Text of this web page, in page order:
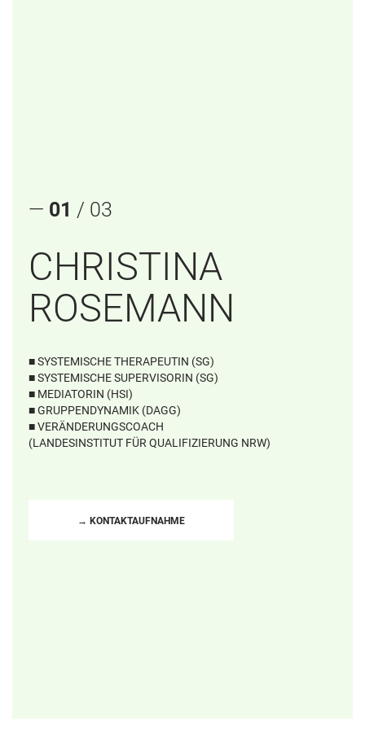
— 01 / 03
CHRISTINA
ROSEMANN
■ SYSTEMISCHE THERAPEUTIN (SG)
■ SYSTEMISCHE SUPERVISORIN (SG)
■ MEDIATORIN (HSI)
■ GRUPPENDYNAMIK (DAGG)
■ VERÄNDERUNGSCOACH
(LANDESINSTITUT FÜR QUALIFIZIERUNG NRW)
→ KONTAKTAUFNAHME